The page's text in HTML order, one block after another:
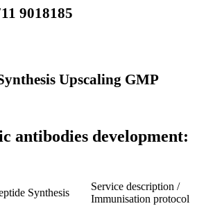
9018185
Upscaling GMP
antibodies development:
Synthesis
Service description /
Immunisation protocol